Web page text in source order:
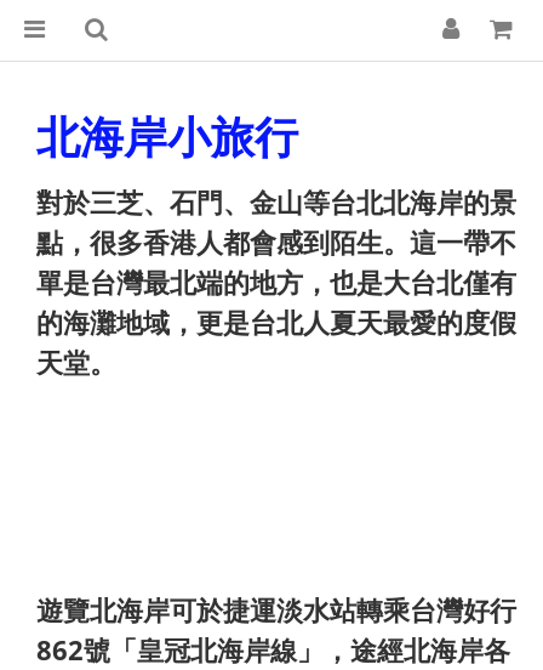
北海岸小旅行
對於三芝、石門、金山等台北北海岸的景
點，很多香港人都會感到陌生。這一帶不
單是台灣最北端的地方，也是大台北僅有
的海灘地域，更是台北人夏天最愛的度假
天堂。
遊覽北海岸可於捷運淡水站轉乘台灣好行
862號「皇冠北海岸線」，途經北海岸各